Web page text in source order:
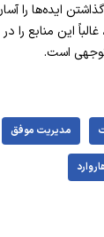
ایده‌ها را
این منابع را
است.
مدیریت موفق